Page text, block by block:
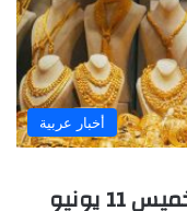
أخبار عربية
أسعار الذهب في ليبيا اليوم الخميس 11 يونيو